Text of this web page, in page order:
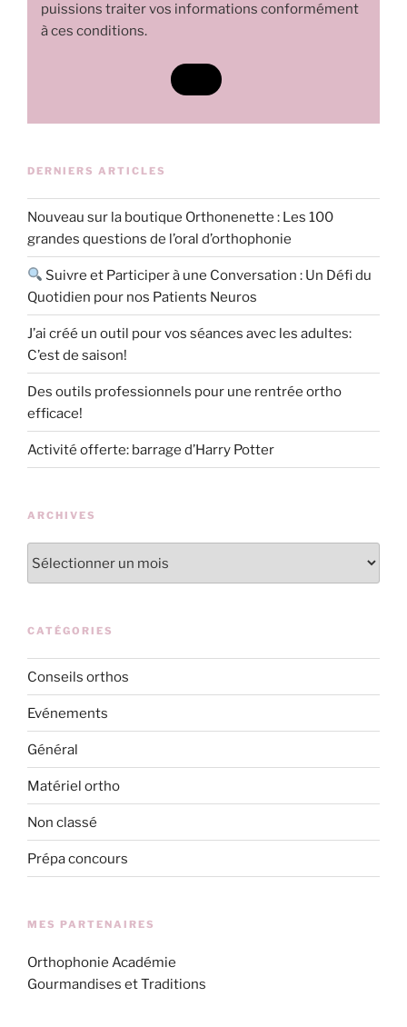
puissions traiter vos informations conformément
à ces conditions.
DERNIERS ARTICLES
Nouveau sur la boutique Orthonenette : Les 100
grandes questions de l’oral d’orthophonie
Suivre et Participer à une Conversation : Un Défi du
Quotidien pour nos Patients Neuros
J’ai créé un outil pour vos séances avec les adultes:
C’est de saison!
Des outils professionnels pour une rentrée ortho
efficace!
Activité offerte: barrage d’Harry Potter
ARCHIVES
CATÉGORIES
Conseils orthos
Evénements
Général
Matériel ortho
Non classé
Prépa concours
MES PARTENAIRES
Orthophonie Académie
Gourmandises et Traditions